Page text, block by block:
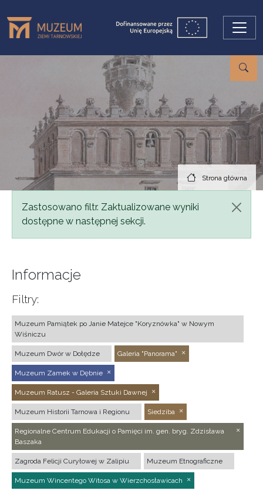
Strona główna
Komunikat
Zastosowano filtr. Zaktualizowane wyniki
dostępne w następnej sekcji.
Informacje
Filtry:
Muzeum Pamiątek po Janie Matejce "Koryznówka" w Nowym
Wiśniczu
Muzeum Dwór w Dołędze Galeria "Panorama"
Muzeum Zamek w Dębnie
Muzeum Ratusz - Galeria Sztuki Dawnej
Muzeum Historii Tarnowa i Regionu Siedziba
Regionalne Centrum Edukacji o Pamięci im. gen. bryg. Zdzisława
Baszaka
Zagroda Felicji Curyłowej w Zalipiu Muzeum Etnograficzne
Muzeum Wincentego Witosa w Wierzchosławicach